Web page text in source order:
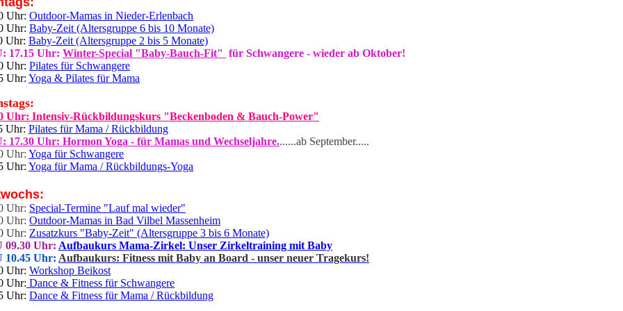
Uhr: Outdoor-Mamas in Nieder-Erlenbach
Uhr: Baby-Zeit (Altersgruppe 6 bis 10 Monate)
Uhr: Baby-Zeit (Altersgruppe 2 bis 5 Monate)
17.15 Uhr: Winter-Special "Baby-Bauch-Fit" für Schwangere - wieder ab Oktober!
Uhr: Pilates für Schwangere
Uhr: Yoga & Pilates für Mama
Uhr: Intensiv-Rückbildungskurs "Beckenboden & Bauch-Power"
Uhr: Pilates für Mama / Rückbildung
17.30 Uhr: Hormon Yoga - für Mamas und Wechseljahre.......ab September.....
Uhr: Yoga für Schwangere
Uhr: Yoga für Mama / Rückbildungs-Yoga
Uhr: Special-Termine "Lauf mal wieder"
Uhr: Outdoor-Mamas in Bad Vilbel Massenheim
Uhr: Zusatzkurs "Baby-Zeit" (Altersgruppe 3 bis 6 Monate)
09.30 Uhr: Aufbaukurs Mama-Zirkel: Unser Zirkeltraining mit Baby
10.45 Uhr: Aufbaukurs: Fitness mit Baby an Board - unser neuer Tragekurs!
Uhr: Workshop Beikost
Uhr: Dance & Fitness für Schwangere
Uhr: Dance & Fitness für Mama / Rückbildung